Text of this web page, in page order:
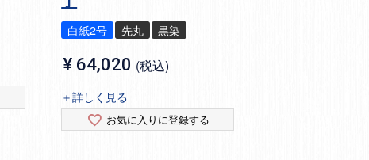
白紙2号 先丸 黒染
¥ 64,020 税込
＋詳しく見る
お気に入りに登録する